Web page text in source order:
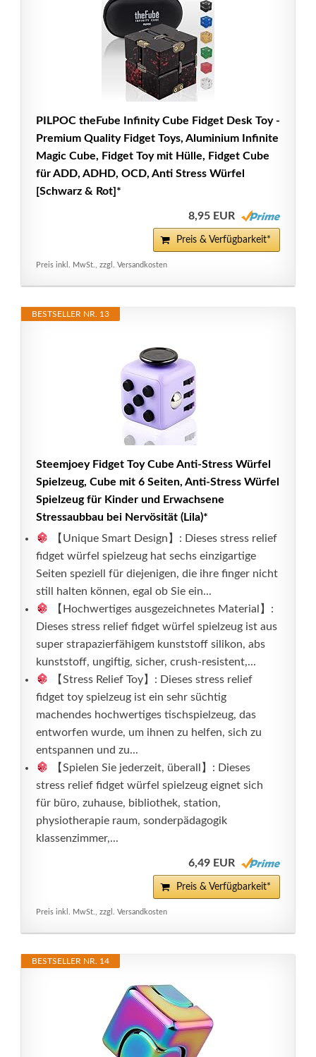
PILPOC theFube Infinity Cube Fidget Desk Toy -
Premium Quality Fidget Toys, Aluminium Infinite
Magic Cube, Fidget Toy mit Hülle, Fidget Cube
für ADD, ADHD, OCD, Anti Stress Würfel
[Schwarz & Rot]*
8,95 EUR
Preis & Verfügbarkeit*
Preis inkl. MwSt., zzgl. Versandkosten
BESTSELLER NR. 13
Steemjoey Fidget Toy Cube Anti-Stress Würfel
Spielzeug, Cube mit 6 Seiten, Anti-Stress Würfel
Spielzeug für Kinder und Erwachsene
Stressaubbau bei Nervösität (Lila)*
【Unique Smart Design】: Dieses stress relief
fidget würfel spielzeug hat sechs einzigartige
Seiten speziell für diejenigen, die ihre finger nicht
still halten können, egal ob Sie ein...
【Hochwertiges ausgezeichnetes Material】:
Dieses stress relief fidget würfel spielzeug ist aus
super strapazierfähigem kunststoff silikon, abs
kunststoff, ungiftig, sicher, crush-resistent,...
【Stress Relief Toy】: Dieses stress relief
fidget toy spielzeug ist ein sehr süchtig
machendes hochwertiges tischspielzeug, das
entworfen wurde, um ihnen zu helfen, sich zu
entspannen und zu...
【Spielen Sie jederzeit, überall】: Dieses
stress relief fidget würfel spielzeug eignet sich
für büro, zuhause, bibliothek, station,
physiotherapie raum, sonderpädagogik
klassenzimmer,...
6,49 EUR
Preis & Verfügbarkeit*
Preis inkl. MwSt., zzgl. Versandkosten
BESTSELLER NR. 14